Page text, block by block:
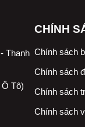
Thanh
Tô)
CHÍNH
Chính sách
Chính sách
Chính sách
Chính sách